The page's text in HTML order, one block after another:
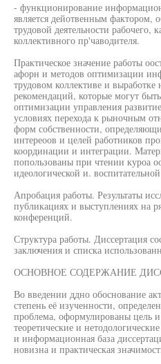
- функционирование
является дейотвенным
трудовой деятельности рабочего,
коллективного пр'чаводителя.
Практическое значение работы
афорн и методов оптимизации
трудовом коллективе и
рекомендаций, которые могут
оптимизации управления
условиях перехода к рыночным
форм собственности,
интереоов и целей работников
координации и интеграции.
попользованы при чтении куроа
идеологической и.
Апробация работы. Результаты
публикациях и выступлениях на
конференций.
Структура работы. Диссертация
заключения и списка
ОСНОВНОЕ СОДЕРЖАНИЕ
Во введении ддно обоснование
степень её изученности,
проблема, оформулированы цель
теоретические и
и информационная база
новизна и практическая